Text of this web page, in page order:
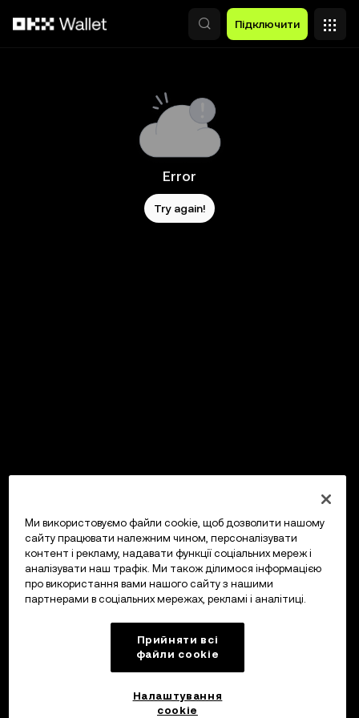
Підключити
Error
Try again!
Ми використовуємо файли cookie, щоб дозволити нашому
сайту працювати належним чином, персоналізувати
контент і рекламу, надавати функції соціальних мереж і
аналізувати наш трафік. Ми також ділимося інформацією
про використання вами нашого сайту з нашими
партнерами в соціальних мережах, рекламі і аналітиці.
Прийняти всі
файли сookie
Налаштування
cookie